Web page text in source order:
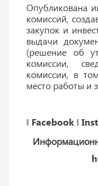
Опубликована
комиссий,
закупок и
выдачи
(решение об
комиссии,
комиссии, в
место работы и
‖ Facebook ‖